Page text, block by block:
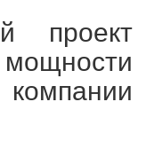
проект
компании